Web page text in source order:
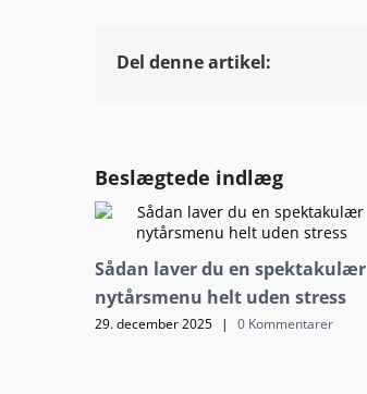
Del denne artikel:
Beslægtede indlæg
Sådan laver du en spektakulær
nytårsmenu helt uden stress
29. december 2025 | 0 Kommentarer